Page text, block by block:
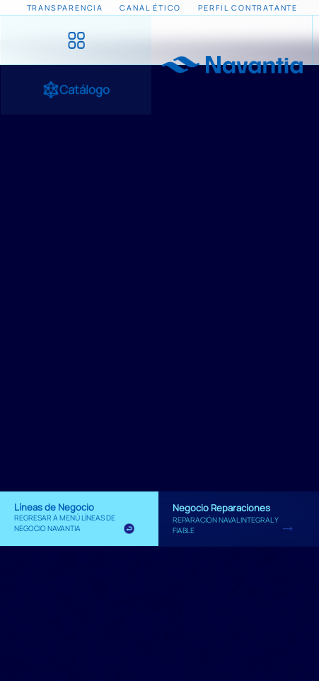
TRANSPARENCIA CANAL ÉTICO PERFIL CONTRATANTE
Catálogo
Líneas de Negocio
REGRESAR A MENÚ LÍNEAS DE
NEGOCIO NAVANTIA
Negocio Reparaciones
REPARACIÓN NAVAL INTEGRAL Y
FIABLE